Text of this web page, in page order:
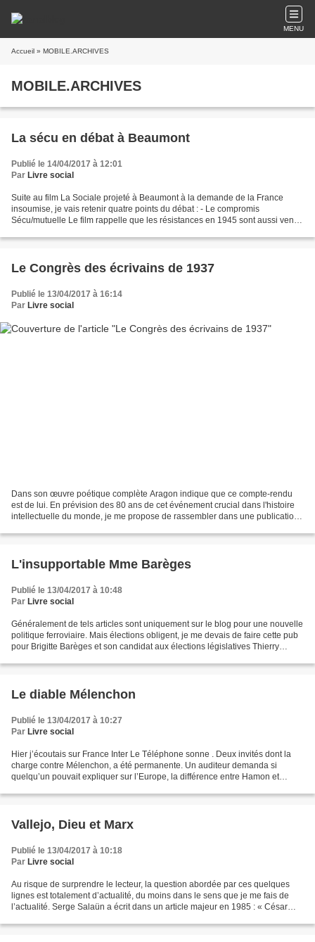
MENU
Accueil » MOBILE.ARCHIVES
MOBILE.ARCHIVES
La sécu en débat à Beaumont
Publié le 14/04/2017 à 12:01
Par Livre social
Suite au film La Sociale projeté à Beaumont à la demande de la France
insoumise, je vais retenir quatre points du débat : - Le compromis
Sécu/mutuelle Le film rappelle que les résistances en 1945 sont aussi venus
Le Congrès des écrivains de 1937
Publié le 13/04/2017 à 16:14
Par Livre social
Dans son œuvre poétique complète Aragon indique que ce compte-rendu
est de lui. En prévision des 80 ans de cet événement crucial dans l'histoire
intellectuelle du monde, je me propose de rassembler dans une publication
L'insupportable Mme Barèges
Publié le 13/04/2017 à 10:48
Par Livre social
Généralement de tels articles sont uniquement sur le blog pour une nouvelle
politique ferroviaire. Mais élections obligent, je me devais de faire cette pub
pour Brigitte Barèges et son candidat aux élections législatives Thierry
Le diable Mélenchon
Publié le 13/04/2017 à 10:27
Par Livre social
Hier j’écoutais sur France Inter Le Téléphone sonne . Deux invités dont la
charge contre Mélenchon, a été permanente. Un auditeur demanda si
quelqu’un pouvait expliquer sur l’Europe, la différence entre Hamon et
Vallejo, Dieu et Marx
Publié le 13/04/2017 à 10:18
Par Livre social
Au risque de surprendre le lecteur, la question abordée par ces quelques
lignes est totalement d’actualité, du moins dans le sens que je me fais de
l’actualité. Serge Salaün a écrit dans un article majeur en 1985 : « César